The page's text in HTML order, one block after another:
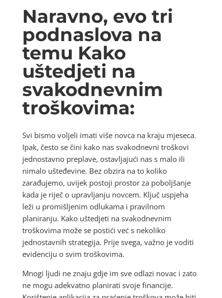
Naravno, evo tri
podnaslova na
temu Kako
uštedjeti na
svakodnevnim
troškovima:
Svi bismo voljeli imati više novca na kraju mjeseca.
Ipak, često se čini kako nas svakodnevni troškovi
jednostavno preplave, ostavljajući nas s malo ili
nimalo ušteđevine. Bez obzira na to koliko
zarađujemo, uvijek postoji prostor za poboljšanje
kada je riječ o upravljanju novcem. Ključ uspjeha
leži u promišljenim odlukama i pravilnom
planiranju. Kako uštedjeti na svakodnevnim
troškovima može se postići već s nekoliko
jednostavnih strategija. Prije svega, važno je voditi
evidenciju o svim troškovima.
Mnogi ljudi ne znaju gdje im sve odlazi novac i zato
ne mogu adekvatno planirati svoje financije.